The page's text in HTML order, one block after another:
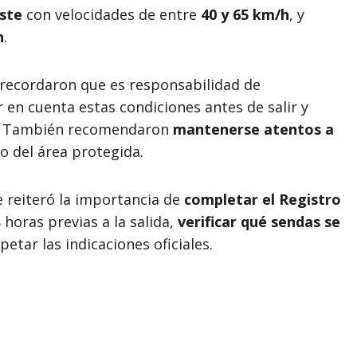
con velocidades de entre 40 y 65 km/h, y
.
que es responsabilidad de
cuenta estas condiciones antes de salir y
recomendaron mantenerse atentos a
del área protegida.
reiteró la importancia de completar el Registro
previas a la salida, verificar qué sendas se
las indicaciones oficiales.